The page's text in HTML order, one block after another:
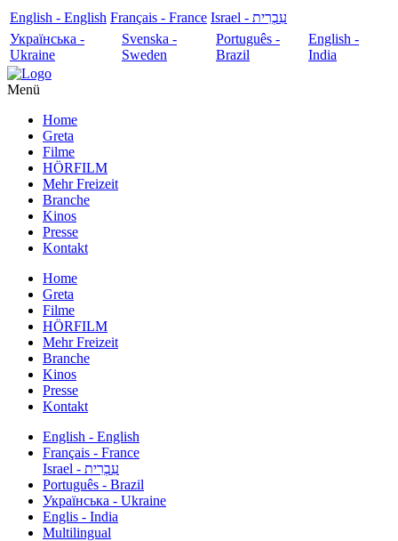
English - English Français - France
עִבְרִית - Israel
Українська -
Ukraine
Svenska -
Sweden
Português -
Brazil
English -
India
Menü
Home
Greta
Filme
HÖRFILM
Mehr Freizeit
Branche
Kinos
Presse
Kontakt
Home
Greta
Filme
HÖRFILM
Mehr Freizeit
Branche
Kinos
Presse
Kontakt
English - English
Français - France
עִבְרִית - Israel
Português - Brazil
Українська - Ukraine
Englis - India
Multilingual